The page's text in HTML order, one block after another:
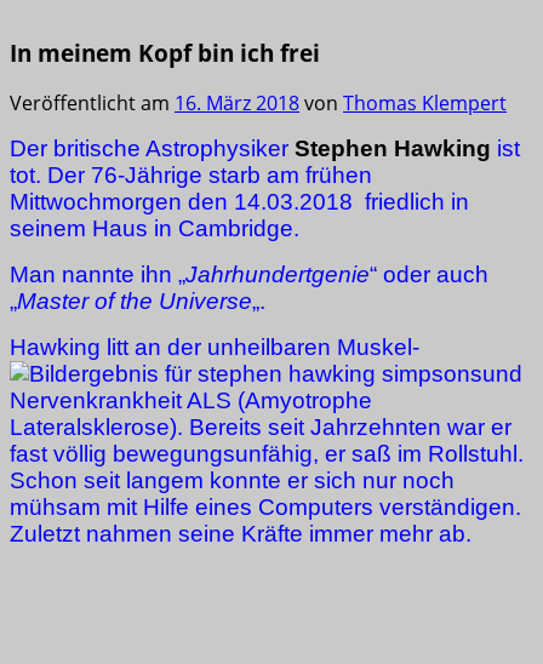
In meinem Kopf bin ich frei
Veröffentlicht am 16. März 2018von Thomas Klempert
Der britische Astrophysiker Stephen Hawking ist
tot. Der 76-Jährige starb am frühen
Mittwochmorgen den 14.03.2018 friedlich in
seinem Haus in Cambridge.
Man nannte ihn „Jahrhundertgenie“ oder auch
„Master of the Universe„.
Hawking litt an der unheilbaren Muskel-
und
Nervenkrankheit ALS (Amyotrophe
Lateralsklerose). Bereits seit Jahrzehnten war er
fast völlig bewegungsunfähig, er saß im Rollstuhl.
Schon seit langem konnte er sich nur noch
mühsam mit Hilfe eines Computers verständigen.
Zuletzt nahmen seine Kräfte immer mehr ab.